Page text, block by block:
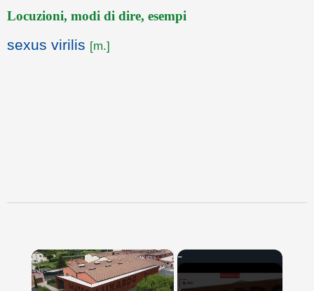
Locuzioni, modi di dire, esempi
sexus virilis [m.]
×